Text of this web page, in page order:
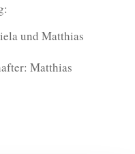
und Matthias
Matthias